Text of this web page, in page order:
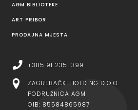
AGM BIBLIOTEKE
ART PRIBOR
PRODAJNA MJESTA
+385 91 2351 399
ZAGREBAČKI HOLDING D.O.O.
PODRUŽNICA AGM
OIB: 85584865987